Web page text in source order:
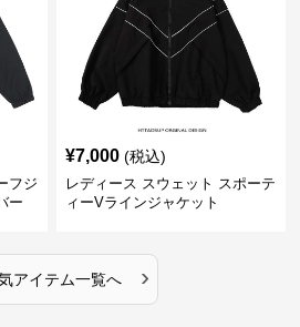
フジ
ー
¥7,000 (税込)
レディース スウェット スポーテ
ィーVラインジャケット
アイテム一覧へ ›